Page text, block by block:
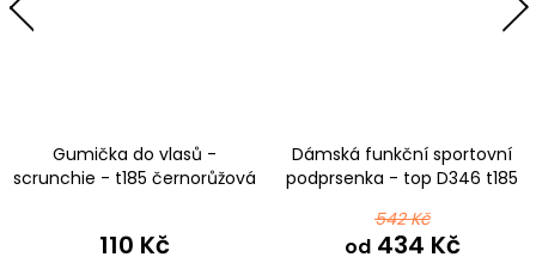
Gumička do vlasů -
scrunchie - t185 černorůžová
110 Kč
Dámská funkční sportovní
podprsenka - top D346 t185
542 Kč
od434 Kč